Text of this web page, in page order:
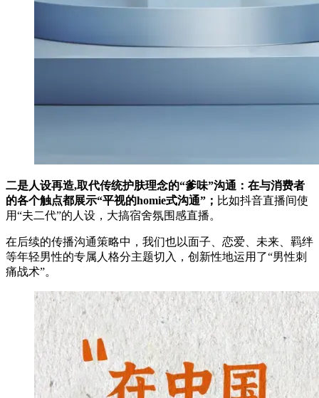
二是人设再造,取代传统护肤理念的“爹味”沟通：在与消费者
的各个触点都展示“平视的homie式沟通”； 比如抖音直播间使
用“夫二代”的人设，大搞宿舍氛围感直播。
在后续的传播沟通策略中，我们也以面子、恋爱、未来、羁绊
等年轻男性的专属人格分主题切入，创新性地运用了“男性刺
痛战术”。